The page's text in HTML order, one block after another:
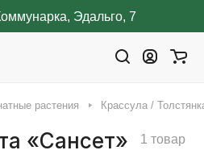
Эдальго, 7
растения Крассула /
«Сансет» 1 товар